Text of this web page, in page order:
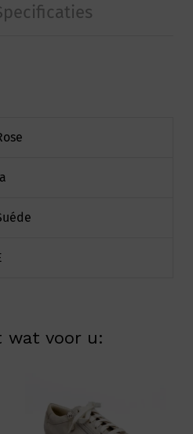
wat voor u: